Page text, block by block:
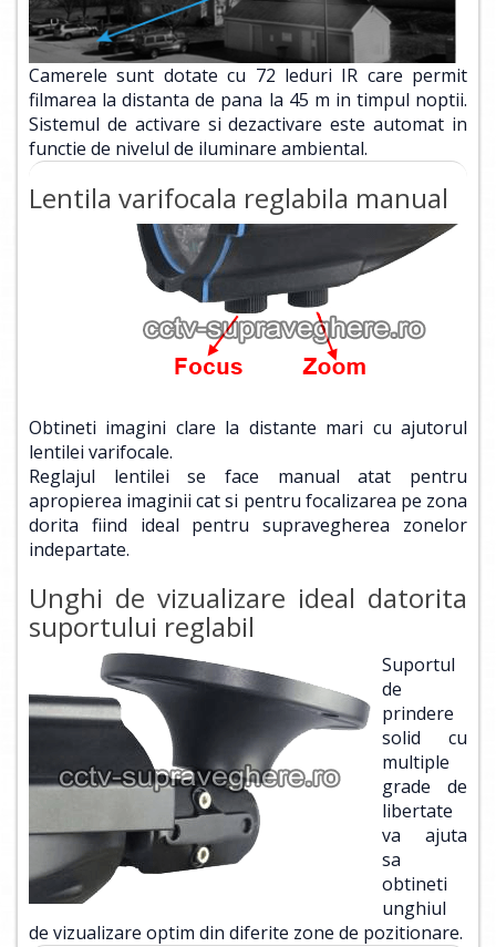
Camerele sunt dotate cu 72 leduri IR care permit
filmarea la distanta de pana la 45 m in timpul noptii.
Sistemul de activare si dezactivare este automat in
functie de nivelul de iluminare ambiental.
Lentila varifocala reglabila manual
Obtineti imagini clare la distante mari cu ajutorul
lentilei varifocale.
Reglajul lentilei se face manual atat pentru
apropierea imaginii cat si pentru focalizarea pe zona
dorita fiind ideal pentru supravegherea zonelor
indepartate.
Unghi de vizualizare ideal datorita
suportului reglabil
Suportul
de
prindere
solid cu
multiple
grade de
libertate
va ajuta
sa
obtineti
unghiul
de vizualizare optim din diferite zone de pozitionare.